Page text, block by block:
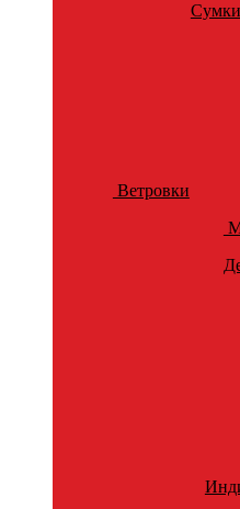
Ветровки